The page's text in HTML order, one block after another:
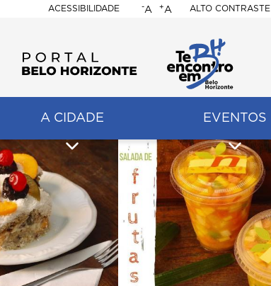
ACESSIBILIDADE
BELO
HORIZONTE
-A +A ALTO CONTRASTE
A CIDADE EVENTOS